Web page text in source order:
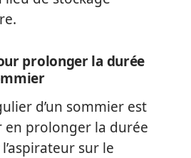
prolonger la durée
d’un sommier est
en prolonger la durée
sur le